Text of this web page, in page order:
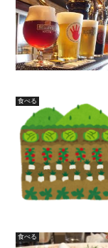
食べる
食べる